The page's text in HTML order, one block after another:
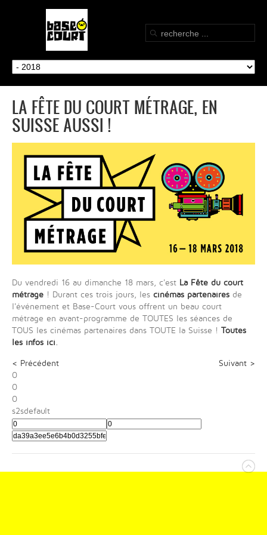
LA FÊTE DU COURT MÉTRAGE, EN
SUISSE AUSSI !
Du vendredi 16 au dimanche 18 mars, c'est La Fête du court
métrage ! Durant ces trois jours, les cinémas partenaires de
l'événement et Base-Court vous offrent un beau court
métrage en avant-programme de TOUTES les séances de
TOUS les cinémas partenaires dans TOUTE la Suisse ! Toutes
les infos ici.
< Précédent
Suivant >
0
0
0
s2sdefault